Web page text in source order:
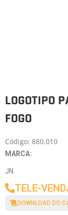
LOGOTIPO
FOGO
Código: 880.010
MARCA:
JN
TELE-
DOWNLOAD DO